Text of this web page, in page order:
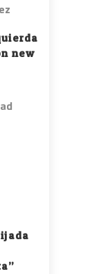
new